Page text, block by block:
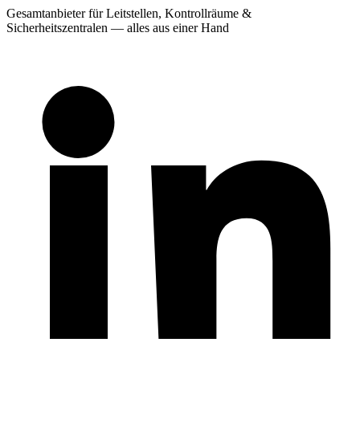
Gesamtanbieter für Leitstellen, Kontrollräume &
Sicherheitszentralen — alles aus einer Hand